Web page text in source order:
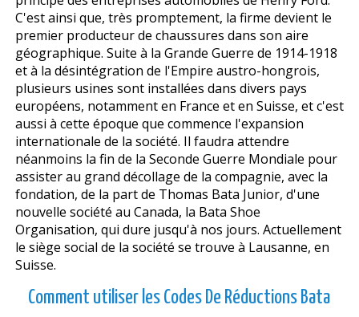
C'est ainsi que, très promptement, la firme devient le
premier producteur de chaussures dans son aire
géographique. Suite à la Grande Guerre de 1914-1918
et à la désintégration de l'Empire austro-hongrois,
plusieurs usines sont installées dans divers pays
européens, notamment en France et en Suisse, et c'est
aussi à cette époque que commence l'expansion
internationale de la société. Il faudra attendre
néanmoins la fin de la Seconde Guerre Mondiale pour
assister au grand décollage de la compagnie, avec la
fondation, de la part de Thomas Bata Junior, d'une
nouvelle société au Canada, la Bata Shoe
Organisation, qui dure jusqu'à nos jours. Actuellement
le siège social de la société se trouve à Lausanne, en
Suisse.
Comment utiliser les Codes De Réductions Bata